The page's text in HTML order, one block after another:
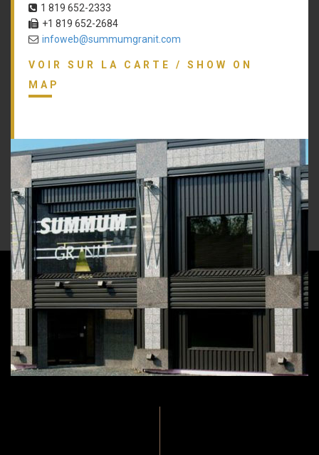
1 819 652-2333
+1 819 652-2684
infoweb@summumgranit.com
VOIR SUR LA CARTE / SHOW ON
MAP